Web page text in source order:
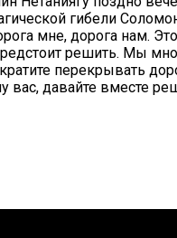
гибели
мне, дорога нам.
решить. Мы
перекрывать
вас, давайте вместе